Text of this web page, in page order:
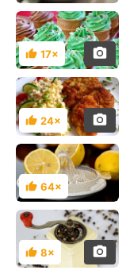
Hodnocení
17×
Hodnocení
24×
Hodnocení
64×
Hodnocení
8×